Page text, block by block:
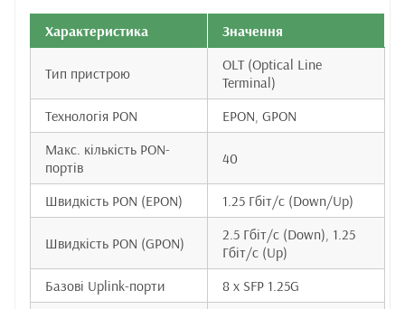
Характеристика Значення
Тип пристрою
OLT (Optical Line
Terminal)
Технологія PON
EPON, GPON
Макс. кількість PON-
портів
40
Швидкість PON (EPON) 1.25 Гбіт/с (Down/Up)
Швидкість PON (GPON)
2.5 Гбіт/с (Down), 1.25
Гбіт/с (Up)
Базові Uplink-порти
8 x SFP 1.25G